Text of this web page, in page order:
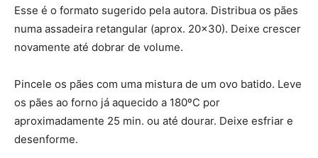
Esse é o formato sugerido pela autora. Distribua os pães
numa assadeira retangular (aprox. 20×30). Deixe crescer
novamente até dobrar de volume.
Pincele os pães com uma mistura de um ovo batido. Leve
os pães ao forno já aquecido a 180ºC por
aproximadamente 25 min. ou até dourar. Deixe esfriar e
desenforme.